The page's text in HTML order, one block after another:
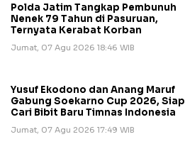
Polda Jatim Tangkap Pembunuh
Nenek 79 Tahun di Pasuruan,
Ternyata Kerabat Korban
Jumat, 07 Agu 2026 18:46 WIB
Yusuf Ekodono dan Anang Maruf
Gabung Soekarno Cup 2026, Siap
Cari Bibit Baru Timnas Indonesia
Jumat, 07 Agu 2026 17:49 WIB